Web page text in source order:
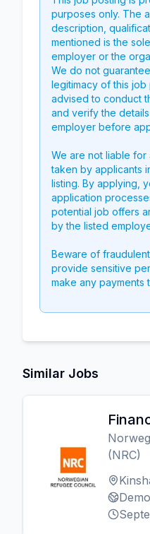
purposes only. The
description,
mentioned is the
employer or the
We do not
legitimacy of this job
advised to conduct
and verify the
employer before
We are not liable for
taken by applicants
listing. By applying,
application
potential job offers
by the listed
Beware of
provide sensitive
make any payments
Similar Jobs
(NRC)